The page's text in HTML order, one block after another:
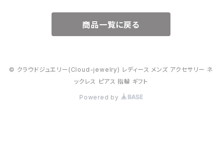
商品一覧に戻る
© クラウドジュエリー(Cloud-jewelry) レディース メンズ アクセサリー ネ
ックレス ピアス 指輪 ギフト
Powered by